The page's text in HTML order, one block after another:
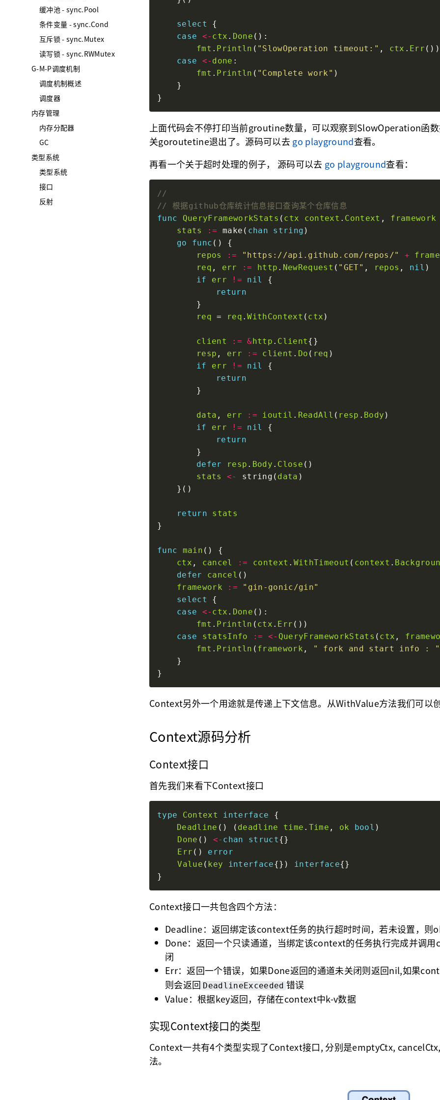
缓冲池 - sync.Pool
条件变量 - sync.Cond
互斥锁 - sync.Mutex
读写锁 - sync.RWMutex
G-M-P调度机制
调度机制概述
调度器
内存管理
内存分配器
GC
类型系统
类型系统
接口
反射
select
case
<- ctx . Done
fmt . Println ( "SlowOperation timeout:" , ctx . Err
case
<- done
fmt . Println ( "Complete work"
上面代码会不停打印当前groutine数量，可以观察到SlowOperation函
关goroutetine退出了。源码可以去go playground查看。
再看一个关于超时处理的例子， 源码可以去 go playground查看：
func
QueryFrameworkStats ( ctx context . Context , framework
stats
:= make( chan string
go
func
repos
:= "https://api.github.com/repos/" +
req , err := http . NewRequest ( "GET" , repos , nil
if
err != nil
return
req = req .WithContext ( ctx
client := &http . Client
resp , err := client . Do ( req
if
err != nil
return
data , err := ioutil . ReadAll ( resp . Body
if
err != nil
return
defer
resp . Body . Close
stats
<- string( data
return
stats
func main
ctx , cancel := context . WithTimeout ( context .
defer
cancel
framework
:=
"gin-gonic/gin"
select
case
<- ctx . Done
fmt . Println ( ctx . Err
case
statsInfo := <- QueryFrameworkStats ( ctx ,
fmt . Println ( framework , " fork and start info : "
Context另外一个用途就是传递上下文信息。从WithValue方法我们可以
Context源码分析
Context接口
首先我们来看下Context接口
type Context interface
Deadline () ( deadline time . Time , ok bool
Done () <- chan struct
Err () error
Value ( key interface{}) interface
Context接口一共包含四个方法：
Deadline：返回绑定该context任务的执行超时时间，若未设置，则
Done：返回一个只读通道，当绑定该context的任务执行完成并调
闭
Err：返回一个错误，如果Done返回的通道未关闭则返回nil,如果
则会返回 DeadlineExceeded 错误
Value：根据key返回，存储在context中k-v数据
实现Context接口的类型
Context一共有4个类型实现了Context接口, 分别是emptyCtx,
法。